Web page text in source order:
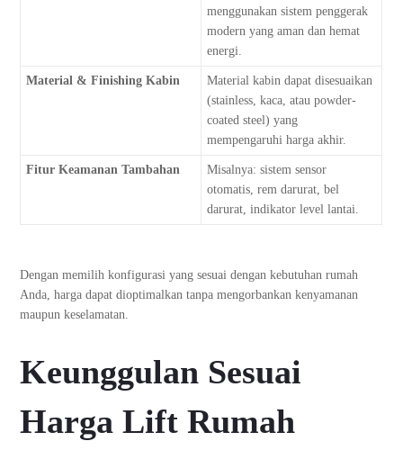
menggunakan sistem penggerak
modern yang aman dan hemat
energi.
Material & Finishing Kabin
Material kabin dapat disesuaikan
(stainless, kaca, atau powder-
coated steel) yang
mempengaruhi harga akhir.
Fitur Keamanan Tambahan
Misalnya: sistem sensor
otomatis, rem darurat, bel
darurat, indikator level lantai.
Dengan memilih konfigurasi yang sesuai dengan kebutuhan rumah
Anda, harga dapat dioptimalkan tanpa mengorbankan kenyamanan
maupun keselamatan.
Keunggulan Sesuai
Harga Lift Rumah